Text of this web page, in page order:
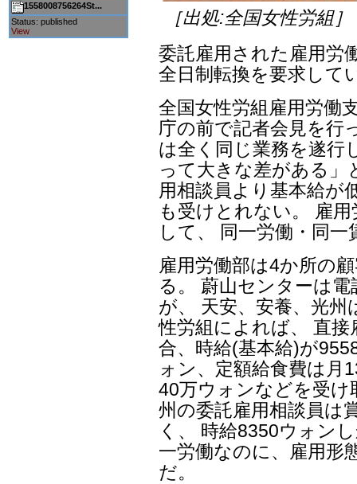
1558008756264St...
Status: published
View
［出処:全国女性労組］
委託雇用された雇用労
全日制転換を要求して
全国女性労組雇用労働
庁の前で記者会見を行
は全く同じ業務を遂行
って大きな差がある」
用相談員より基本給が
も受けとれない。 雇
して、 同一労働・同
雇用労働部は4か所の
る。 蔚山センターは
が、 天安、安養、光
性労組によれば、 直
合、時給(基本給)が
ォン、定額給食費は月
40万ウォンなどを受け
州の委託雇用相談員は
く、 時給8350ウォン
一労働なのに、雇用形
だ。